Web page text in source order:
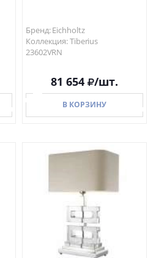
Бренд: Eichholtz
Коллекция: Tiberius
23602VRN
81 654 /шт.
В КОРЗИНУ